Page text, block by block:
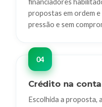
propostas em ordem
pressão e sem
Crédito na conta
Escolhida a proposta,